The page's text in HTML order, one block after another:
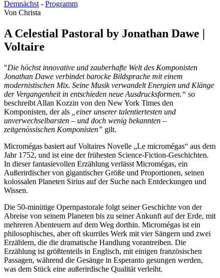
Demnächst- Programm
Von Christa
A Celestial Pastoral by Jonathan Dawe |
Voltaire
"Die höchst innovative und zauberhafte Welt des Komponisten
Jonathan Dawe verbindet barocke Bildsprache mit einem
modernistischen Mix. Seine Musik verwandelt Energien und Klänge
der Vergangenheit in entschieden neue Ausdrucksformen.“ so
beschreibt Allan Kozzin von den New York Times den
Komponisten, der als „einer unserer talentiertesten und
unverwechselbarsten – und doch wenig bekannten –
zeitgenössischen Komponisten” gilt.
Micromégas basiert auf Voltaires Novelle „Le micromégas“ aus dem
Jahr 1752, und ist eine der frühesten Science-Fiction-Geschichten.
In dieser fantasievollen Erzählung verlässt Micromégas, ein
Außerirdischer von gigantischer Größe und Proportionen, seinen
kolossalen Planeten Sirius auf der Suche nach Entdeckungen und
Wissen.
Die 50-minütige Opernpastorale folgt seiner Geschichte von der
Abreise von seinem Planeten bis zu seiner Ankunft auf der Erde, mit
mehreren Abenteuern auf dem Weg dorthin. Micromégas ist ein
philosophisches, aber oft skurriles Werk mit vier Sängern und zwei
Erzählern, die die dramatische Handlung vorantreiben. Die
Erzählung ist größtenteils in Englisch, mit einigen französischen
Passagen, während die Gesänge in Esperanto gesungen werden,
was dem Stück eine außerirdische Qualität verleiht.